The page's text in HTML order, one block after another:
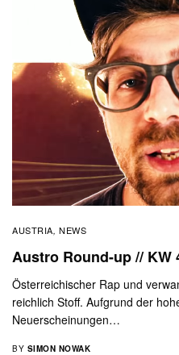
AUSTRIA, NEWS
Austro Round-up // KW
Österreichischer Rap und
reichlich Stoff. Aufgrund der
Neuerscheinungen…
BY SIMON NOWAK